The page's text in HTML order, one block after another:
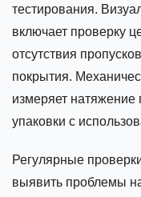
тестирования.
включает проверку
отсутствия
покрытия.
измеряет натяжение
упаковки с
Регулярные
выявить проблемы